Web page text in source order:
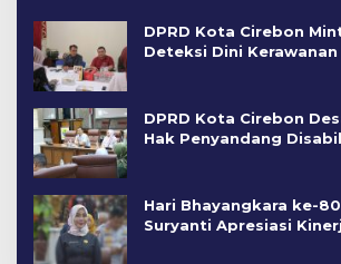
DPRD Kota Cirebon
Deteksi Dini Kerawanan
DPRD Kota Cirebon
Hak Penyandang
Hari Bhayangkara ke-
Suryanti Apresiasi